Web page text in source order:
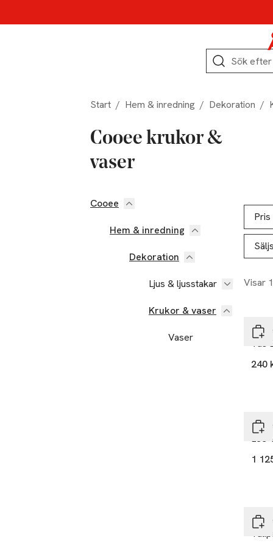
Sök
Start / Hem & inredning / Dekoration /
Cooee krukor &
vaser
Hoppa till produktsidan
Cooee
Hem & inredning
Dekoration
Ljus & ljusstakar
Krukor & vaser
Vaser
Pris
Visar
Lista
Vas
240
1